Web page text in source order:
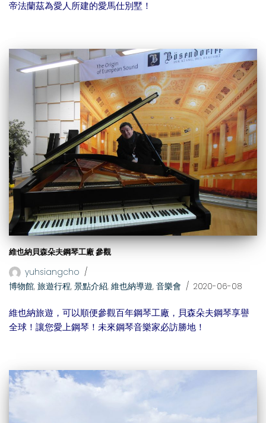
帝法蘭茲為愛人所建的愛馬仕別墅！
維也納貝森朵夫鋼琴工廠 參觀
yuhsiangcho
博物館, 旅遊行程, 景點介紹, 維也納導遊, 音樂會 2020-06-08
維也納旅遊，可以順便參觀百年鋼琴工廠，貝森朵夫鋼琴享譽
全球！讓您愛上鋼琴！未來鋼琴音樂家必訪勝地！